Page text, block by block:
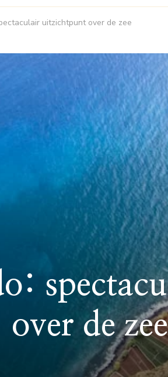
uitzichtpunt over de zee
over de zee